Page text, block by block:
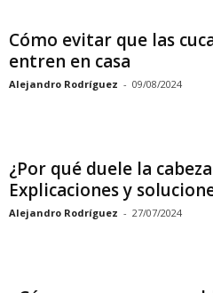
Cómo evitar que las
entren en casa
Alejandro Rodríguez - 09/08/2024
¿Por qué duele la
Explicaciones y
Alejandro Rodríguez - 27/07/2024